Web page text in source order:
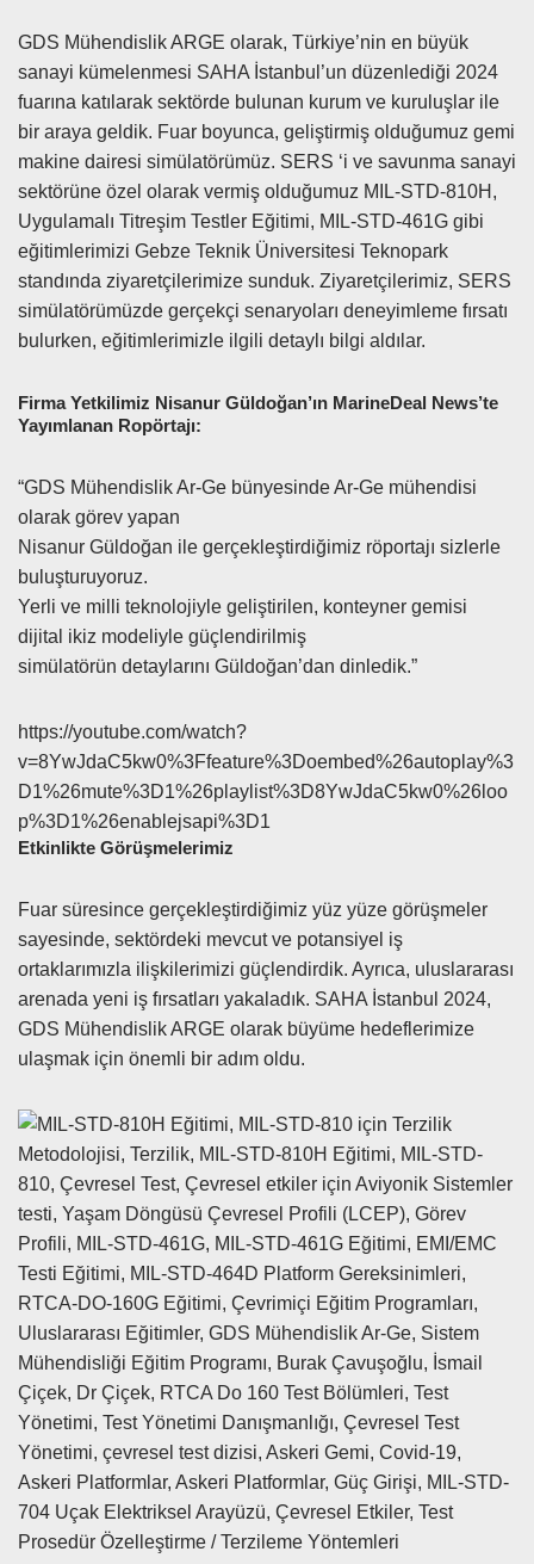
GDS Mühendislik ARGE olarak, Türkiye’nin en büyük
sanayi kümelenmesi SAHA İstanbul’un düzenlediği 2024
fuarına katılarak sektörde bulunan kurum ve kuruluşlar ile
bir araya geldik. Fuar boyunca, geliştirmiş olduğumuz gemi
makine dairesi simülatörümüz. SERS ‘i ve savunma sanayi
sektörüne özel olarak vermiş olduğumuz MIL-STD-810H,
Uygulamalı Titreşim Testler Eğitimi, MIL-STD-461G gibi
eğitimlerimizi Gebze Teknik Üniversitesi Teknopark
standında ziyaretçilerimize sunduk. Ziyaretçilerimiz, SERS
simülatörümüzde gerçekçi senaryoları deneyimleme fırsatı
bulurken, eğitimlerimizle ilgili detaylı bilgi aldılar.
Firma Yetkilimiz Nisanur Güldoğan’ın MarineDeal News’te
Yayımlanan Ropörtajı:
“GDS Mühendislik Ar-Ge bünyesinde Ar-Ge mühendisi
olarak görev yapan
Nisanur Güldoğan ile gerçekleştirdiğimiz röportajı sizlerle
buluşturuyoruz.
Yerli ve milli teknolojiyle geliştirilen, konteyner gemisi
dijital ikiz modeliyle güçlendirilmiş
simülatörün detaylarını Güldoğan’dan dinledik.”
https://youtube.com/watch?
v=8YwJdaC5kw0%3Ffeature%3Doembed%26autoplay%3
D1%26mute%3D1%26playlist%3D8YwJdaC5kw0%26loo
p%3D1%26enablejsapi%3D1
Etkinlikte Görüşmelerimiz
Fuar süresince gerçekleştirdiğimiz yüz yüze görüşmeler
sayesinde, sektördeki mevcut ve potansiyel iş
ortaklarımızla ilişkilerimizi güçlendirdik. Ayrıca, uluslararası
arenada yeni iş fırsatları yakaladık. SAHA İstanbul 2024,
GDS Mühendislik ARGE olarak büyüme hedeflerimize
ulaşmak için önemli bir adım oldu.